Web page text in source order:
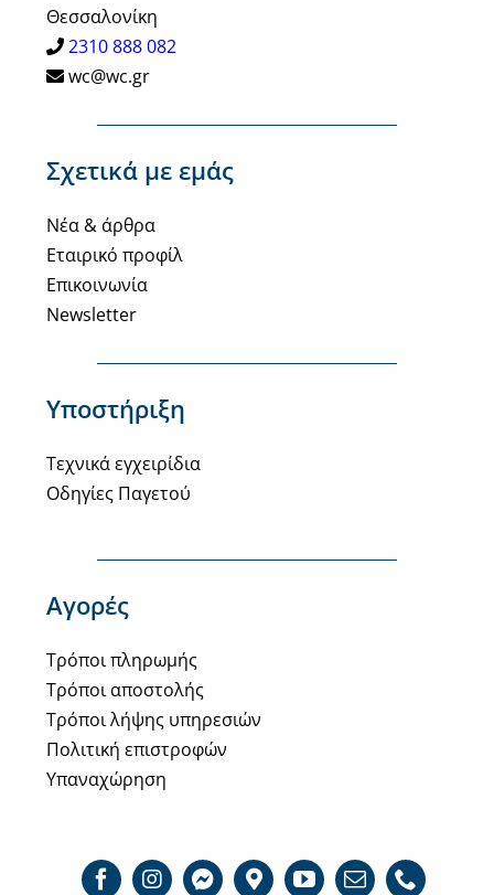
Θεσσαλονίκη
2310 888 082
wc@wc.gr
Σχετικά με εμάς
Νέα & άρθρα
Εταιρικό προφίλ
Επικοινωνία
Newsletter
Υποστήριξη
Τεχνικά εγχειρίδια
Οδηγίες Παγετού
Αγορές
Τρόποι πληρωμής
Τρόποι αποστολής
Τρόποι λήψης υπηρεσιών
Πολιτική επιστροφών
Υπαναχώρηση